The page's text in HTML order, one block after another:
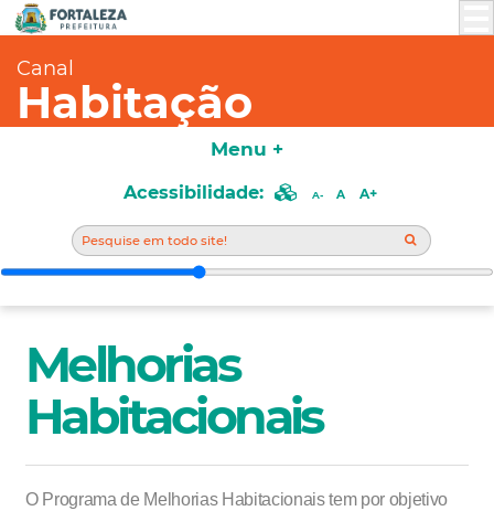
Canal
Habitação
Menu +
Acessibilidade:
A
Melhorias
Habitacionais
O Programa de Melhorias Habitacionaistem por objetivo